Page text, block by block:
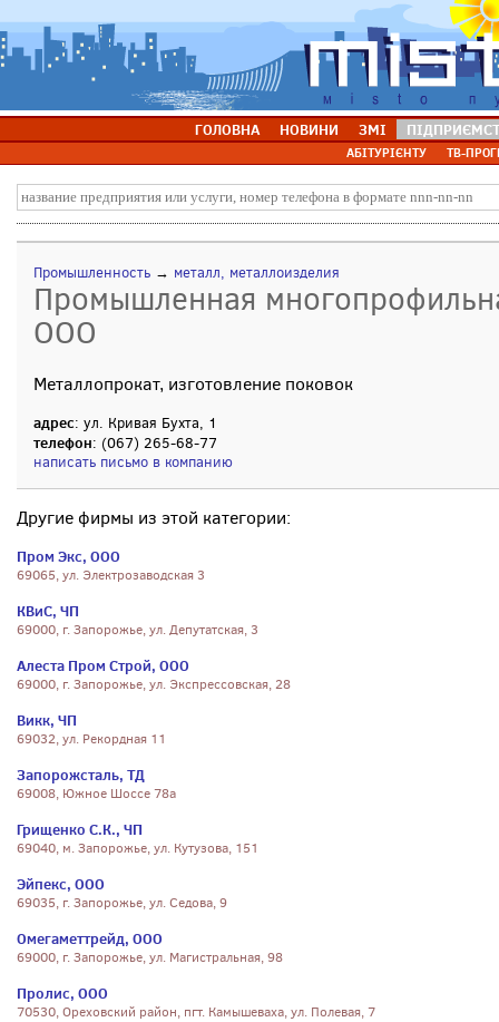
ГОЛОВНА НОВИНИ ЗМІ
АБІТУРІЄНТУ ТВ-
Промышленность → металл, металлоизделия
Промышленная
ООО
Металлопрокат, изготовление поковок
адрес: ул. Кривая Бухта, 1
телефон: (067) 265-68-77
написать письмо в компанию
Другие фирмы из этой категории:
Пром Экс, ООО
69065, ул. Электрозаводская 3
КВиС, ЧП
69000, г. Запорожье, ул. Депутатская, 3
Алеста Пром Строй, ООО
69000, г. Запорожье, ул. Экспрессовская, 28
Викк, ЧП
69032, ул. Рекордная 11
Запорожсталь, ТД
69008, Южное Шоссе 78а
Грищенко С.К., ЧП
69040, м. Запорожье, ул. Кутузова, 151
Эйпекс, ООО
69035, г. Запорожье, ул. Седова, 9
Омегаметтрейд, ООО
69000, г. Запорожье, ул. Магистральная, 98
Пролис, ООО
70530, Ореховский район, пгт. Камышеваха, ул. Полевая, 7